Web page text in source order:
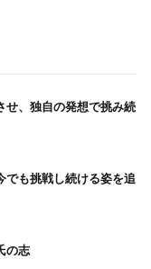
せ、独自の発想で挑み続
も挑戦し続ける姿を追
の志